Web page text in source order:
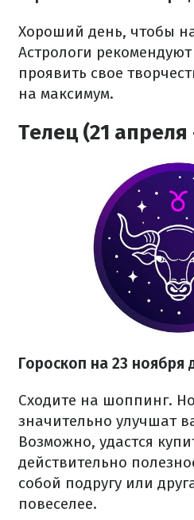
Хороший день, чтобы
Астрологи
проявить свое
на максимум.
Телец (21 апреля
Гороскоп на 23 ноября
Сходите на шоппинг.
значительно улучшат
Возможно, удастся
действительно
собой подругу или
повеселее.